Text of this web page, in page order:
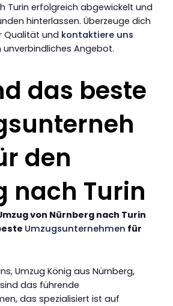
Turin erfolgreich abgewickelt und
hinterlassen. Überzeuge dich
Qualität und kontaktiere uns
Angebot.
das beste
den
nach Turin
von Nürnberg nach Turin
Umzugsunternehmen für
Umzug König aus Nürnberg,
das führende
das spezialisiert ist auf